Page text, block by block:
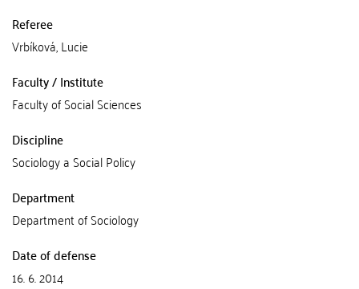
Referee
Vrbíková, Lucie
Faculty / Institute
Faculty of Social Sciences
Discipline
Sociology a Social Policy
Department
Department of Sociology
Date of defense
16. 6. 2014